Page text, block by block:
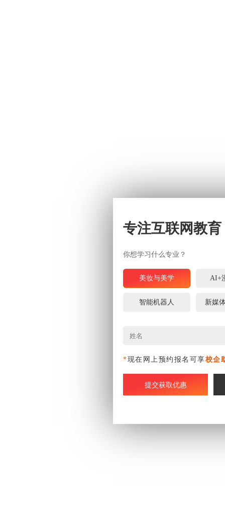
专注互联网教育
你想学习什么专业？
美妆与美学 AI+
智能机器人 新媒
*现在网上预约报名可享校企